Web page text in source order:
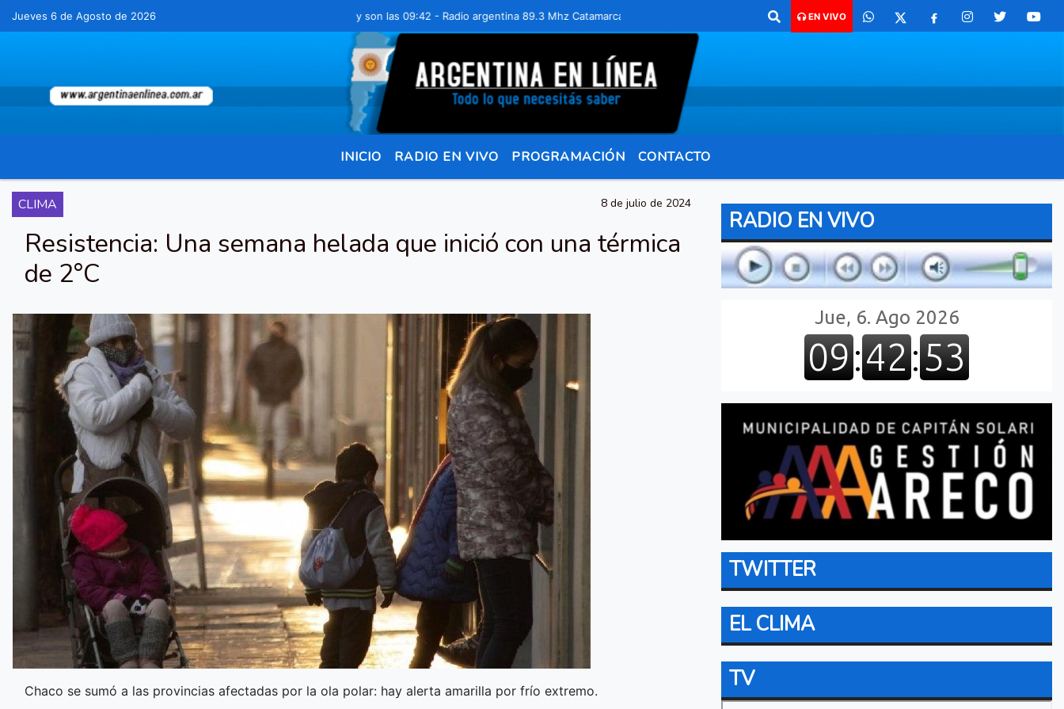
Jueves 6 de Agosto de 2026Hoy es Jueves 6 de Agosto de 2026 y son las 09:42 - Radio argentina 89.3 Mhz Catamarca 436 Resistencia Chaco para comunicarte 362 4879579 Radio argentina 89.3 Mhz Catamarca
EN VIVO
INICIO RADIO EN VIVO PROGRAMACIÓN CONTACTO
CLIMA 8 de julio de 2024
Resistencia: Una semana helada que inició con una térmica
de 2°C
Chaco se sumó a las provincias afectadas por la ola polar: hay alerta amarilla por frío extremo.
RADIO EN VIVO
TWITTER
EL CLIMA
TV